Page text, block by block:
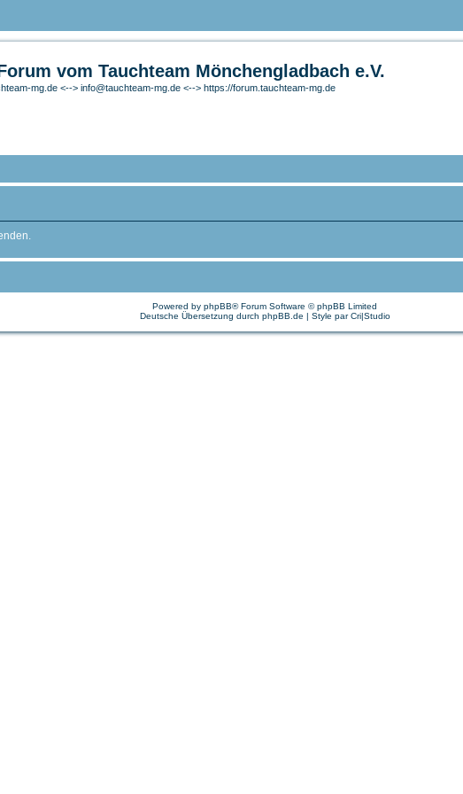
vom Tauchteam Mönchengladbach e.V.
mg.de <--> info@tauchteam-mg.de <--> https://forum.tauchteam-mg.de
Powered by phpBB® Forum Software © phpBB Limited
Deutsche Übersetzung durch phpBB.de | Style parCri|Studio